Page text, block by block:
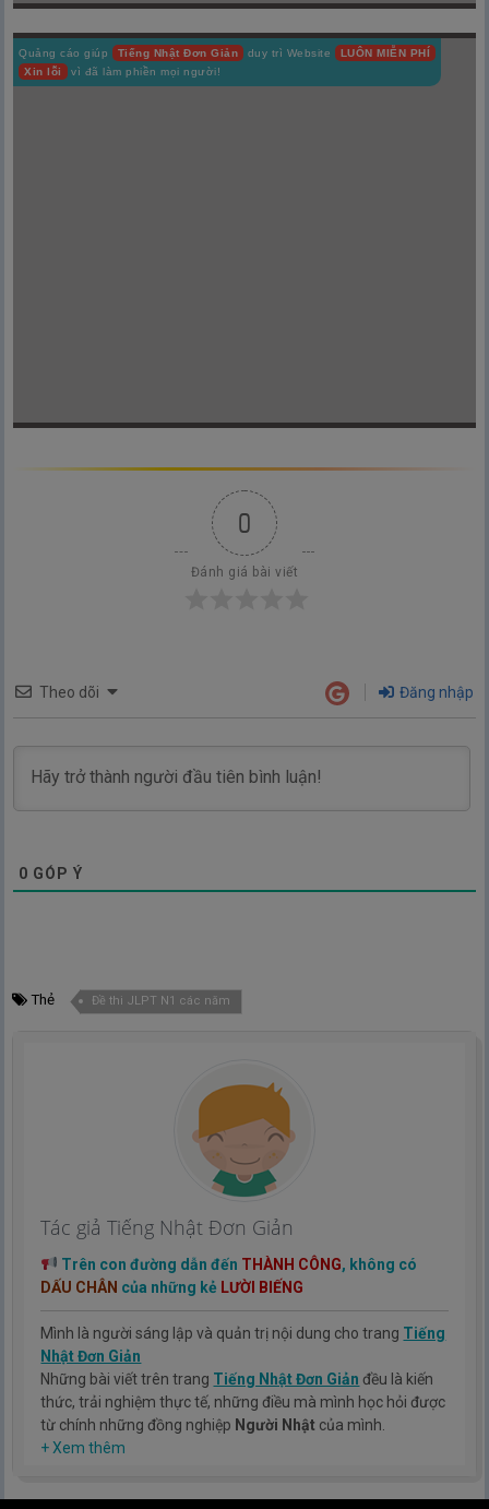
Quảng cáo giúp Tiếng Nhật Đơn Giản duy trì Website
LUÔN MIỄN PHÍ
Xin lỗi
vì đã làm phiền mọi người!
0
Đánh giá bài viết
Theo dõi Đăng nhập
0 GÓP Ý
Thẻ Đề thi JLPT N1 các năm
Tác giả Tiếng Nhật Đơn Giản
Trên con đường dẫn đến THÀNH CÔNG, không có
DẤU CHÂN của những kẻ LƯỜI BIẾNG
Mình là người sáng lập và quản trị nội dung cho trang Tiếng
Nhật Đơn Giản
Những bài viết trên trang Tiếng Nhật Đơn Giản đều là kiến
thức, trải nghiệm thực tế, những điều mà mình học hỏi được
từ chính những đồng nghiệp Người Nhật của mình.
Hy vọng rằng kinh nghiệm mà mình có được sẽ giúp các bạn
+ Xem thêm